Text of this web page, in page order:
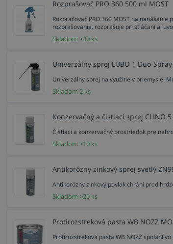
Rozprašovač PRO 360 500 ml MOST
Rozpračovač PRO 360 MOST na
rozprašovania, rozprašuje pri stláčaní aj
Skladom >30 ks
Univerzálny sprej LUBO 1 Duo-
Univerzálny sprej na využitie v priemysle.
Skladom 2 ks
Konzervačný a čistiaci sprej CLINO
Čistiaci a konzervačný prostriedok pre
Skladom >10 ks
Antikorózny zinkový sprej svetlý
Antikorózny zinkový povlak chráni pred
Skladom >20 ks
Protirozstreková pasta WB NOZZ
Protirozstreková pasta WB NOZZ